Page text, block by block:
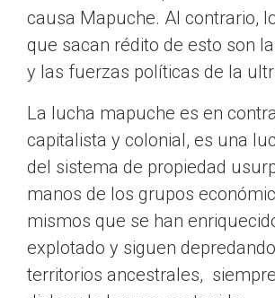
causa Mapuche. Al contrario,
que sacan rédito de esto son
y las fuerzas políticas de la
La lucha mapuche es en
capitalista y colonial, es una
del sistema de propiedad
manos de los grupos
mismos que se han
explotado y siguen
territorios ancestrales,